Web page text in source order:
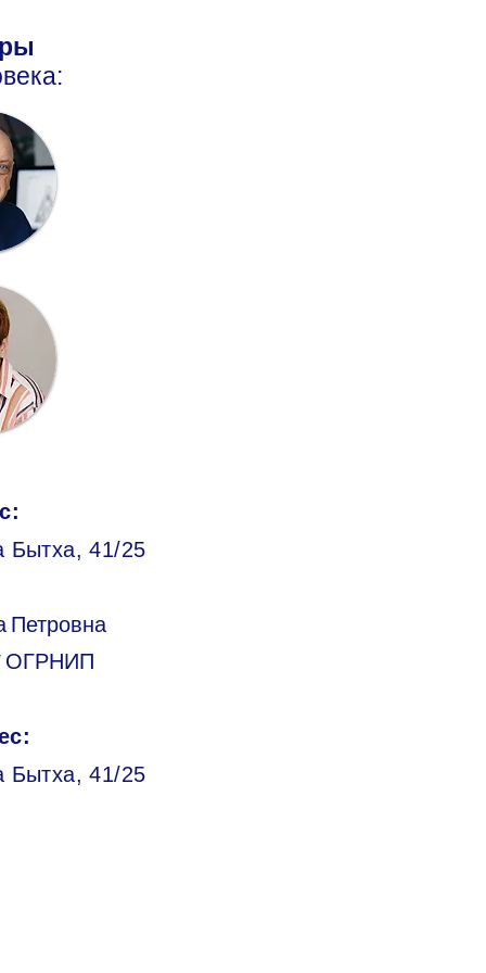
Бытха, 41/25
Петровна
ОГРНИП
Бытха, 41/25